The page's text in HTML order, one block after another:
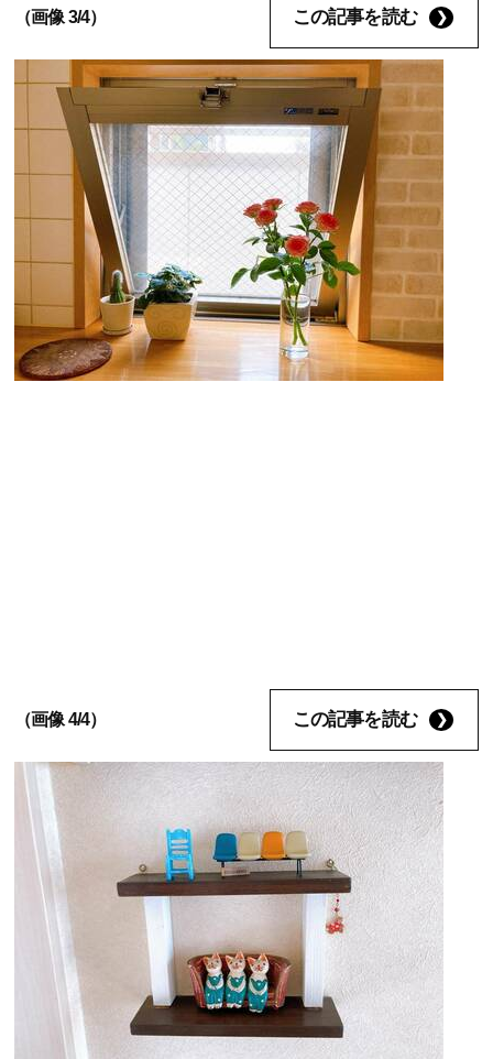
（画像 3/4） この記事を読む
（画像 4/4） この記事を読む